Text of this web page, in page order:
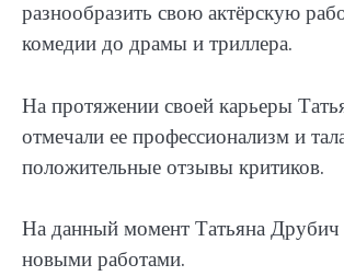
разнообразить свою актёрскую
комедии до драмы и триллера.
На протяжении своей карьеры
отмечали ее профессионализм и
положительные отзывы критиков.
На данный момент Татьяна Друбич
новыми работами.